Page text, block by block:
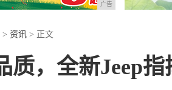
广告
> 资讯 > 正文
质，全新Jeep